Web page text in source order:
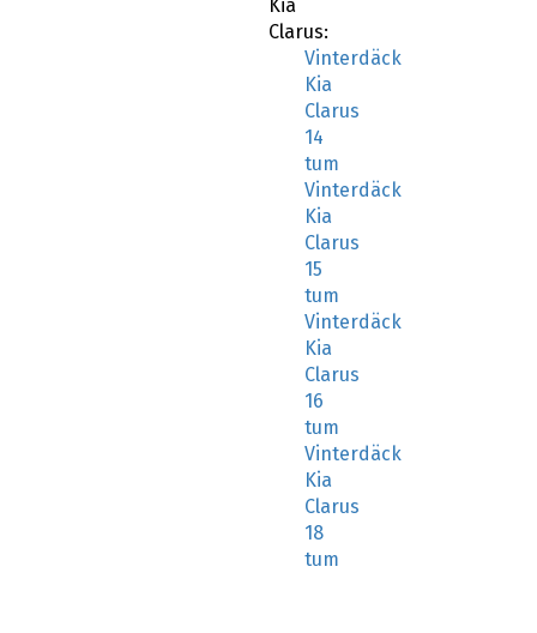
Kia
Clarus:
Vinterdäck
Kia
Clarus
14
tum
Vinterdäck
Kia
Clarus
15
tum
Vinterdäck
Kia
Clarus
16
tum
Vinterdäck
Kia
Clarus
18
tum